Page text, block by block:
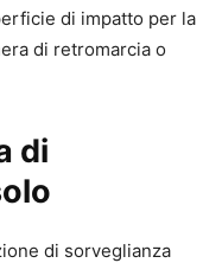
di impatto per la
di retromarcia o
di
di sorveglianza